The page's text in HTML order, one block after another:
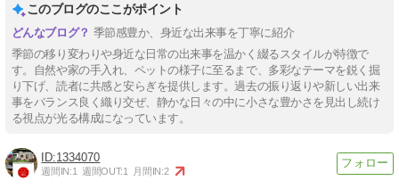
このブログのここがポイント
季節感豊か、身近な出来事を丁寧に紹介
季節の移り変わりや身近な日常の出来事を温かく綴るスタイルが特徴で
す。自然や家の手入れ、ペットの様子に至るまで、多彩なテーマを鋭く掘
り下げ、読者に共感と安らぎを提供します。過去の振り返りや新しい出来
事をバランス良く織り交ぜ、静かな日々の中に小さな豊かさを見出し続け
る視点が光る構成になっています。
1334070
週間IN:1 週間OUT:1 月間IN:2